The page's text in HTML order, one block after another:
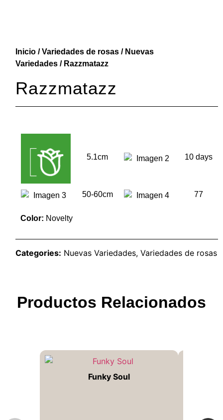
Inicio /Variedades de rosas / Nuevas
Variedades / Razzmatazz
Razzmatazz
5.1cm 10 days
50-60cm 77
Color: Novelty
Categories: Nuevas Variedades,Variedades de rosas
Productos Relacionados
Funky Soul